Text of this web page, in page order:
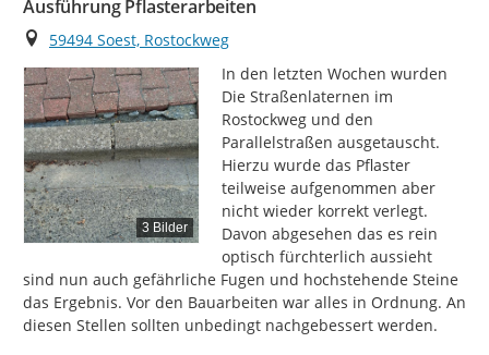
Ausführung Pflasterarbeiten
Ort
59494 Soest, Rostockweg
3 Bilder
In den letzten Wochen wurden
Die Straßenlaternen im
Rostockweg und den
Parallelstraßen ausgetauscht.
Hierzu wurde das Pflaster
teilweise aufgenommen aber
nicht wieder korrekt verlegt.
Davon abgesehen das es rein
optisch fürchterlich aussieht
sind nun auch gefährliche Fugen und hochstehende Steine
das Ergebnis. Vor den Bauarbeiten war alles in Ordnung. An
diesen Stellen sollten unbedingt nachgebessert werden.